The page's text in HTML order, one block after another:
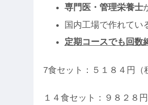
専門医・管理栄養士
国内工場で作れてい
定期コースでも回数
7食セット：５１８４円（
１４食セット：９８２８